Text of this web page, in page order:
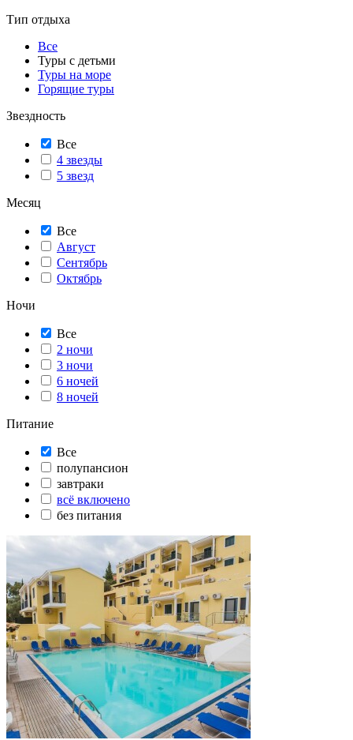
Тип отдыха
Все
Туры с детьми
Туры на море
Горящие туры
Звездность
Все
4 звезды
5 звезд
Месяц
Все
Август
Сентябрь
Октябрь
Ночи
Все
2 ночи
3 ночи
6 ночей
8 ночей
Питание
Все
полупансион
завтраки
всё включено
без питания